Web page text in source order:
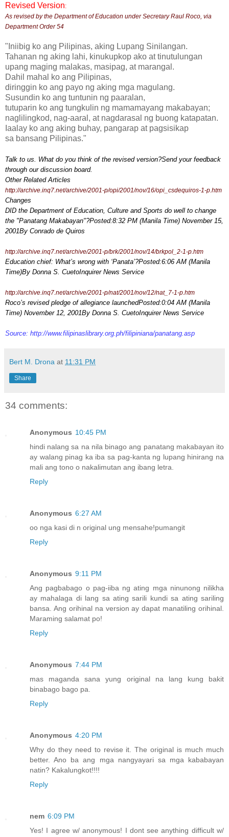
Revised Version:
As revised by the Department of Education under Secretary Raul Roco, via
Department Order 54
"Iniibig ko ang Pilipinas, aking Lupang Sinilangan.
Tahanan ng aking lahi, kinukupkop ako at tinutulungan
upang maging malakas, masipag, at marangal.
Dahil mahal ko ang Pilipinas,
diringgin ko ang payo ng aking mga magulang.
Susundin ko ang tuntunin ng paaralan,
tutuparin ko ang tungkulin ng mamamayang makabayan;
naglilingkod, nag-aaral, at nagdarasal ng buong katapatan.
Iaalay ko ang aking buhay, pangarap at pagsisikap
sa bansang Pilipinas."
Talk to us. What do you think of the revised version?Send your feedback
through our discussion board.
Other Related Articles
http://archive.inq7.net/archive/2001-p/opi/2001/nov/16/opi_csdequiros-1-p.htm
Changes
DID the Department of Education, Culture and Sports do well to change
the "Panatang Makabayan"?Posted:8:32 PM (Manila Time) November 15,
2001By Conrado de Quiros
http://archive.inq7.net/archive/2001-p/brk/2001/nov/14/brkpol_2-1-p.htm
Education chief: What’s wrong with ‘Panata’?Posted:6:06 AM (Manila
Time)By Donna S. CuetoInquirer News Service
http://archive.inq7.net/archive/2001-p/nat/2001/nov/12/nat_7-1-p.htm
Roco’s revised pledge of allegiance launchedPosted:0:04 AM (Manila
Time) November 12, 2001By Donna S. CuetoInquirer News Service
Source: http://www.filipinaslibrary.org.ph/filipiniana/panatang.asp
Bert M. Drona at 11:31 PM
Share
34 comments:
Anonymous 10:45 PM
hindi nalang sa na nila binago ang panatang makabayan ito
ay walang pinag ka iba sa pag-kanta ng lupang hinirang na
mali ang tono o nakalimutan ang ibang letra.
Reply
Anonymous 6:27 AM
oo nga kasi di n original ung mensahe!pumangit
Reply
Anonymous 9:11 PM
Ang pagbabago o pag-iiba ng ating mga ninunong nilikha
ay mahalaga di lang sa ating sarili kundi sa ating sariling
bansa. Ang orihinal na version ay dapat manatiling orihinal.
Maraming salamat po!
Reply
Anonymous 7:44 PM
mas maganda sana yung original na lang kung bakit
binabago bago pa.
Reply
Anonymous 4:20 PM
Why do they need to revise it. The original is much much
better. Ano ba ang mga nangyayari sa mga kababayan
natin? Kakalungkot!!!!
Reply
nem 6:09 PM
Yes! I agree w/ anonymous! I dont see anything difficult w/